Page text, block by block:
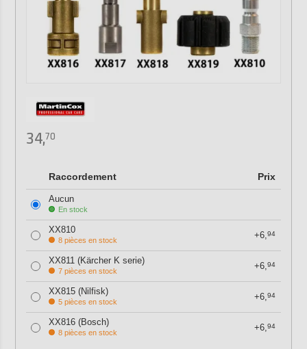
34,70
Raccordement Prix
Aucun
En stock
XX810
8 pièces en stock +6,94
XX811 (Kärcher K serie)
7 pièces en stock +6,94
XX815 (Nilfisk)
5 pièces en stock +6,94
XX816 (Bosch)
8 pièces en stock +6,94